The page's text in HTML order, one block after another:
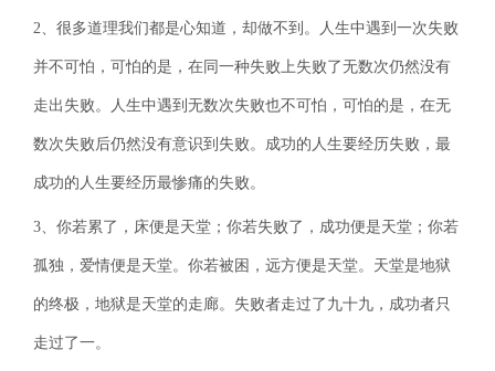
2、很多道理我们都是心知道，却做不到。人生中遇到一次失败
并不可怕，可怕的是，在同一种失败上失败了无数次仍然没有
走出失败。人生中遇到无数次失败也不可怕，可怕的是，在无
数次失败后仍然没有意识到失败。成功的人生要经历失败，最
成功的人生要经历最惨痛的失败。
3、你若累了，床便是天堂；你若失败了，成功便是天堂；你若
孤独，爱情便是天堂。你若被困，远方便是天堂。天堂是地狱
的终极，地狱是天堂的走廊。失败者走过了九十九，成功者只
走过了一。